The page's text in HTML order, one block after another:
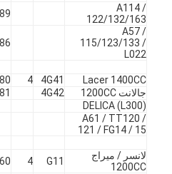
محرك أسطوانة قالب
كامل الاسطوانة
محرك الاسطوانة
محرك عمود
A114 /
122/132/163
A57 /
115/123/133 /
L022
Lacer 1400CC
4G41
4
جالانت 1200CC
4G42
DELICA (L300)
A61 / TT120 /
121 / FG14 / 15
لانسر / ميراج
1200CC
G11
4